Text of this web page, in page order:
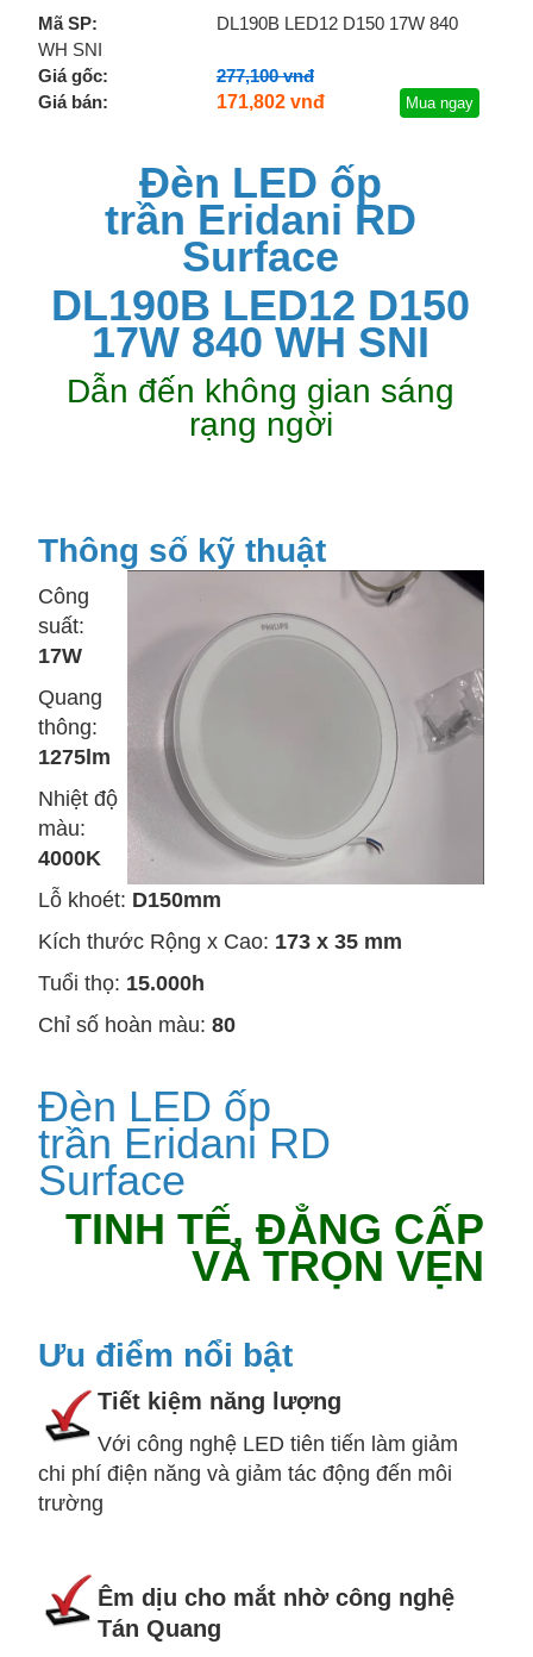
Mã SP:
DL190B LED12 D150 17W 840
WH SNI
Giá gốc:
277,100 vnđ
Giá bán:
171,802 vnđ Mua ngay
Đèn LED ốp
trần Eridani RD
Surface
DL190B LED12 D150
17W 840 WH SNI
Dẫn đến không gian sáng
rạng ngời
Thông số kỹ thuật
Công
suất:
17W
Quang
thông:
1275lm
Nhiệt độ
màu:
4000K
Lỗ khoét: D150mm
Kích thước Rộng x Cao: 173 x 35 mm
Tuổi thọ: 15.000h
Chỉ số hoàn màu: 80
Đèn LED ốp
trần Eridani RD
Surface
TINH TẾ, ĐẲNG CẤP
VÀ TRỌN VẸN
Ưu điểm nổi bật
Tiết kiệm năng lượng
Với công nghệ LED tiên tiến làm giảm
chi phí điện năng và giảm tác động đến môi
trường
Êm dịu cho mắt nhờ công nghệ
Tán Quang